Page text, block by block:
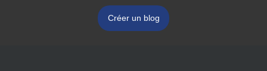
Créer un blog